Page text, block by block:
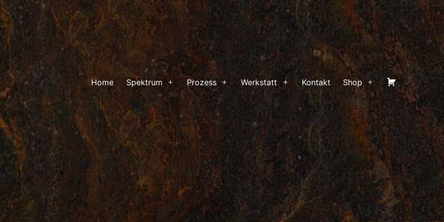
Home Spektrum
Menü
öffnen
Prozess
Menü
öffnen
Werkstatt
Menü
öffnen
Kontakt Shop
Menü
öffnen
Warenkorb